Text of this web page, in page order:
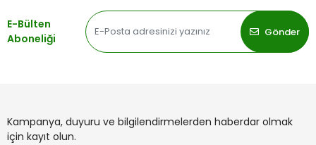
E-Bülten
Aboneliği
Gönder
Kampanya, duyuru ve bilgilendirmelerden haberdar olmak
için kayıt olun.